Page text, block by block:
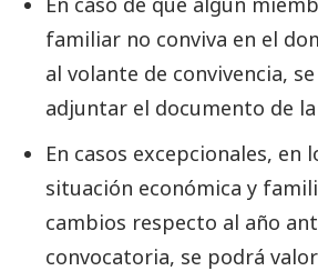
familiar no conviva en el
al volante de convivencia,
adjuntar el documento de
En casos excepcionales, en
situación económica y
cambios respecto al año
convocatoria, se podrá